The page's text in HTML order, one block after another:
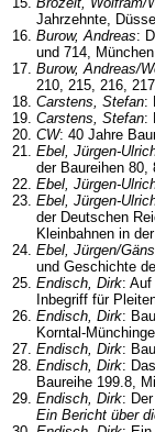
Jahrzehnte,
Burow, Andreas:
und 714,
Burow, Andreas/
210, 215, 216,
Carstens, Stefan:
Carstens, Stefan:
CW: 40 Jahre
Ebel, Jürgen-
der Baureihen 80,
Ebel, Jürgen-
Ebel, Jürgen-
der Deutschen
Kleinbahnen in
Ebel, Jürgen/
und Geschichte
Endisch, Dirk:
Inbegriff für
Endisch, Dirk:
Korntal-
Endisch, Dirk:
Endisch, Dirk:
Baureihe 199.8,
Endisch, Dirk:
Ein Bericht über